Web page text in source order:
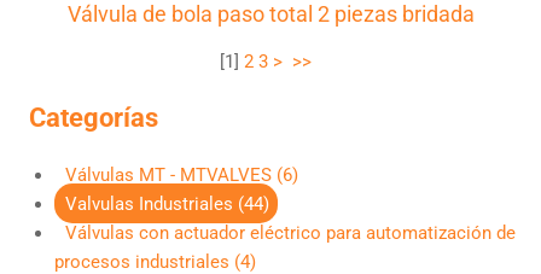
Válvula de bola paso total 2 piezas bridada
[1] 2 3 > >>
Categorías
Válvulas MT - MTVALVES (6)
Valvulas Industriales (44)
Válvulas con actuador eléctrico para automatización de
procesos industriales (4)